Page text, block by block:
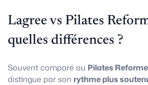
Lagree vs Pilates
quelles différences ?
Souvent comparé au Pilates
distingue par son rythme plus